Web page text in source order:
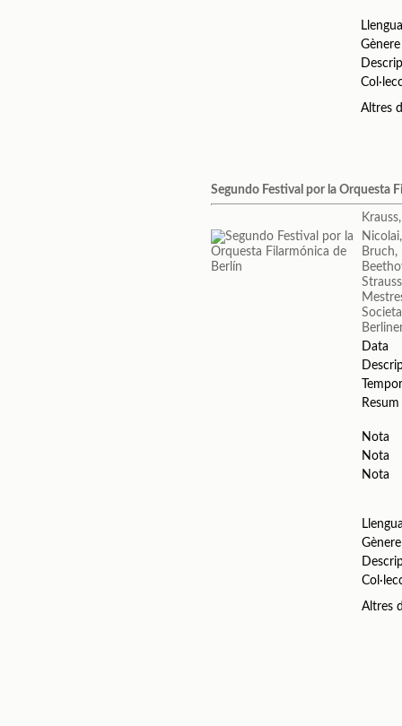
Gènere
Altres
Segundo Festival por la Orquesta
Bruch,
Data
Resum
Nota
Nota
Nota
Gènere
Altres